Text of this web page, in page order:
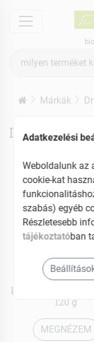
menu
keresés
Márkák
Dr Ganolife
Dr Ganolife
Bio
kávékülönlegesség
120 g
MEGNÉZEM
Adatkezelési
Weboldalunk az
cookie-kat
szabás) egyéb
Részletesebb
tájékoztatóban